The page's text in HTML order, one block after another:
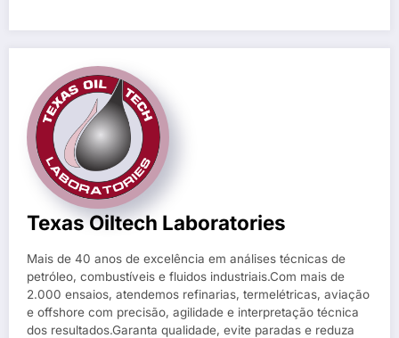
Texas Oiltech Laboratories
Mais de 40 anos de excelência em análises técnicas de
petróleo, combustíveis e fluidos industriais.Com mais de
2.000 ensaios, atendemos refinarias, termelétricas, aviação
e offshore com precisão, agilidade e interpretação técnica
dos resultados.Garanta qualidade, evite paradas e reduza